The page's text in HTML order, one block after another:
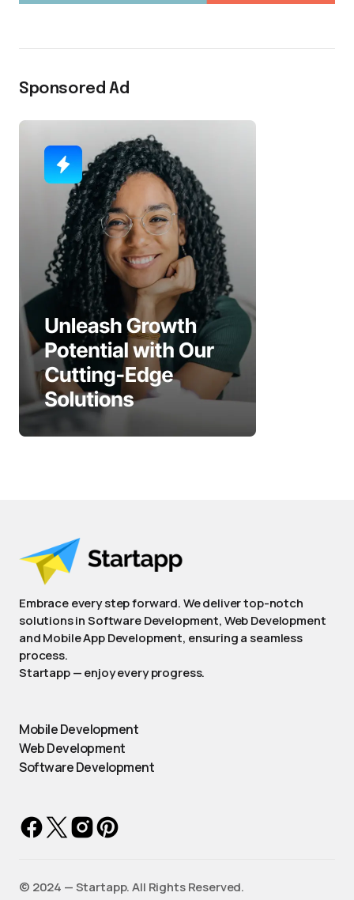
Sponsored Ad
Embrace every step forward. We deliver top-notch
solutions in Software Development, Web Development
and Mobile App Development, ensuring a seamless
process.
Startapp — enjoy every progress.
Mobile Development
Web Development
Software Development
©️ 2024 — Startapp. All Rights Reserved.